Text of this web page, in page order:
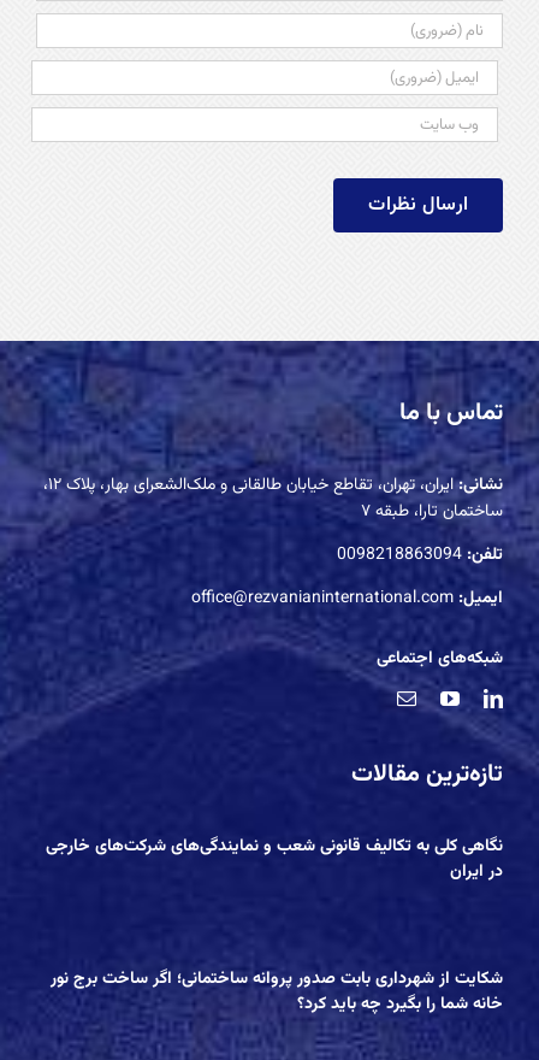
تماس با ما
نشانی:
ایران، تهران، تقاطع خیابان طالقانی و ملک‌الشعرای بهار، پلاک ۱۲،
ساختمان تارا، طبقه ۷
تلفن:
ایمیل:
شبکه‌های اجتماعی
تازه‌ترین مقالات
نگاهی کلی به تکالیف قانونی شعب و نمایندگی‌های شرکت‌های خارجی
در ایران
شکایت از شهرداری بابت صدور پروانه ساختمانی؛ اگر ساخت برج نور
خانه شما را بگیرد چه باید کرد؟